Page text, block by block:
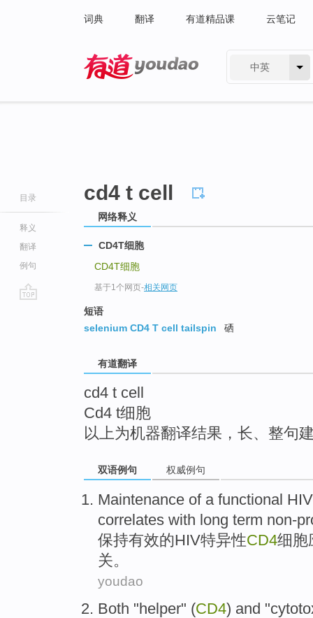
词典 翻译 有道精品课 云笔记
中英
目录
释义
翻译
例句
cd4 t cell
网络释义
CD4T细胞
CD4T细胞
基于1个网页-相关网页
短语
selenium CD4 T cell tailspin
硒
有道翻译
cd4 t cell
Cd4 t细胞
以上为机器翻译结果，长、整句
双语例句 权威例句
Maintenance ofa functional
correlates with long term non-
保持有效的HIV特异性CD4细胞
关。
youdao
Both "helper" (CD4) and "